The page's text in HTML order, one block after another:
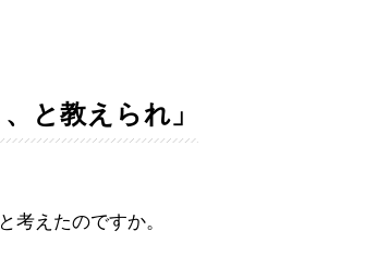
と教えられ」
えたのですか。